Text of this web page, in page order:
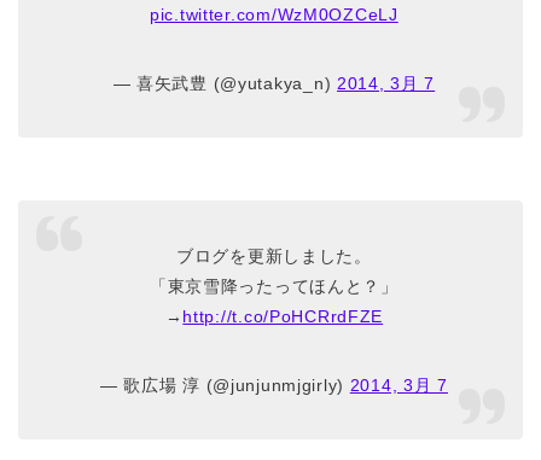
pic.twitter.com/WzM0OZCeLJ
— 喜矢武豊 (@yutakya_n) 2014, 3月 7
ブログを更新しました。
「東京雪降ったってほんと？」
→ http://t.co/PoHCRrdFZE
— 歌広場 淳 (@junjunmjgirly) 2014, 3月 7